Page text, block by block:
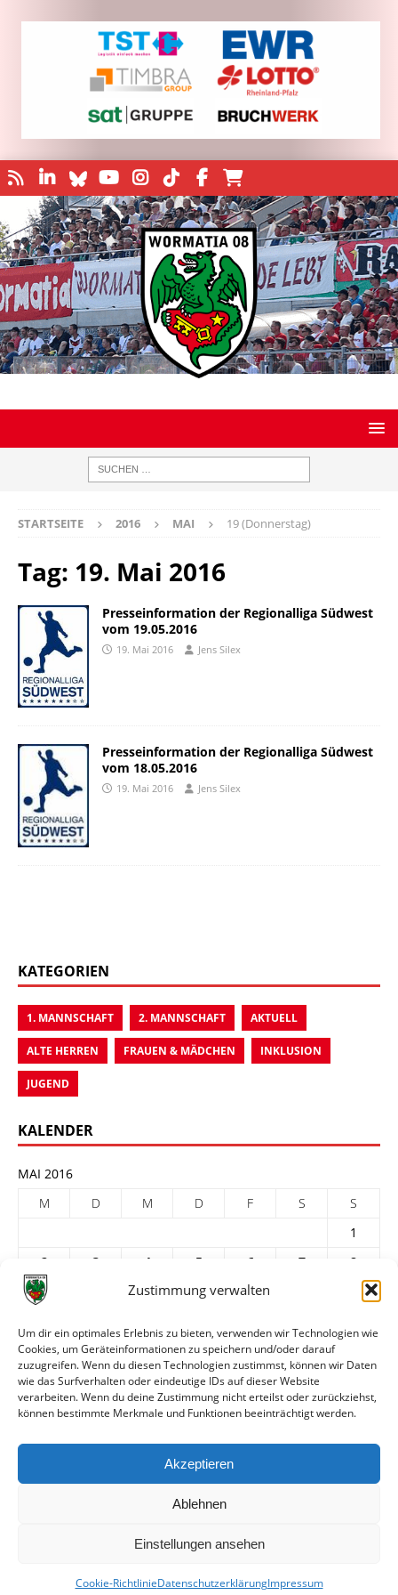
Zustimmung verwalten
Um dir ein optimales Erlebnis zu bieten, verwenden wir Technologien wie
Cookies, um Geräteinformationen zu speichern und/oder darauf
zuzugreifen. Wenn du diesen Technologien zustimmst, können wir Daten
wie das Surfverhalten oder eindeutige IDs auf dieser Website
verarbeiten. Wenn du deine Zustimmung nicht erteilst oder zurückziehst,
können bestimmte Merkmale und Funktionen beeinträchtigt werden.
Akzeptieren
Ablehnen
Einstellungen ansehen
Cookie-RichtlinieDatenschutzerklärungImpressum
STARTSEITE 2016 MAI 19 (Donnerstag)
Tag: 19. Mai 2016
Presseinformation der Regionalliga Südwest
vom 19.05.2016
19. Mai 2016 Jens Silex
Presseinformation der Regionalliga Südwest
vom 18.05.2016
19. Mai 2016 Jens Silex
KATEGORIEN
1. MANNSCHAFT 2. MANNSCHAFT AKTUELL
ALTE HERREN FRAUEN & MÄDCHEN INKLUSION
JUGEND
KALENDER
MAI 2016
M
D M D F S
S
1
2
3 4 5 6 7
8
9
11 12 13
23
24 25 26 27 28
30
31
« Apr.
Juni »
ARCHIV
© VfR Wormatia Worms